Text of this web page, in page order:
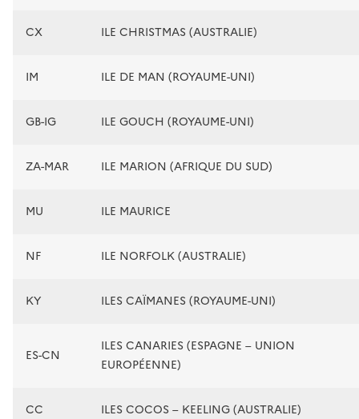
CX ILE CHRISTMAS (AUSTRALIE)
IM ILE DE MAN (ROYAUME-UNI)
GB-IG ILE GOUCH (ROYAUME-UNI)
ZA-MAR ILE MARION (AFRIQUE DU SUD)
MU ILE MAURICE
NF ILE NORFOLK (AUSTRALIE)
KY ILES CAÏMANES (ROYAUME-UNI)
ES-CN
ILES CANARIES (ESPAGNE – UNION
EUROPÉENNE)
CC ILES COCOS – KEELING (AUSTRALIE)